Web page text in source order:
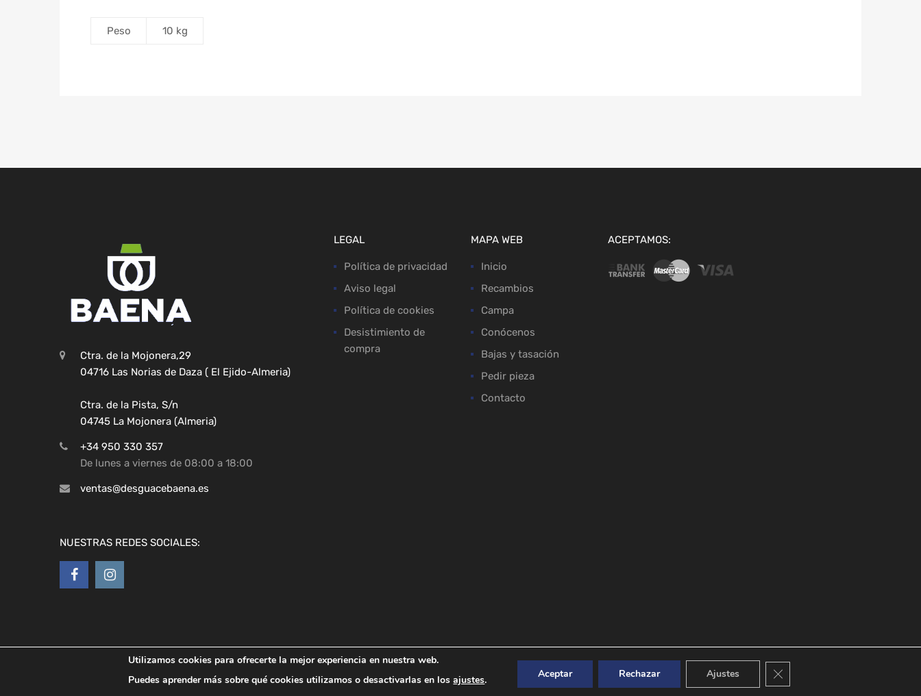
Peso 10 kg
Ctra. de la Mojonera,29
04716 Las Norias de Daza ( El Ejido-Almeria)
Ctra. de la Pista, S/n
04745 La Mojonera (Almeria)
+34 950 330 357
De lunes a viernes de 08:00 a 18:00
ventas@desguacebaena.es
NUESTRAS REDES SOCIALES:
LEGAL
Política de privacidad
Aviso legal
Política de cookies
Desistimiento de
compra
MAPA WEB
Inicio
Recambios
Campa
Conócenos
Bajas y tasación
Pedir pieza
Contacto
ACEPTAMOS:
Utilizamos cookies para ofrecerte la mejor experiencia en nuestra web.
Puedes aprender más sobre qué cookies utilizamos o desactivarlas en losajustes. Aceptar Rechazar Ajustes Cerrar el banner de cookies RGPD